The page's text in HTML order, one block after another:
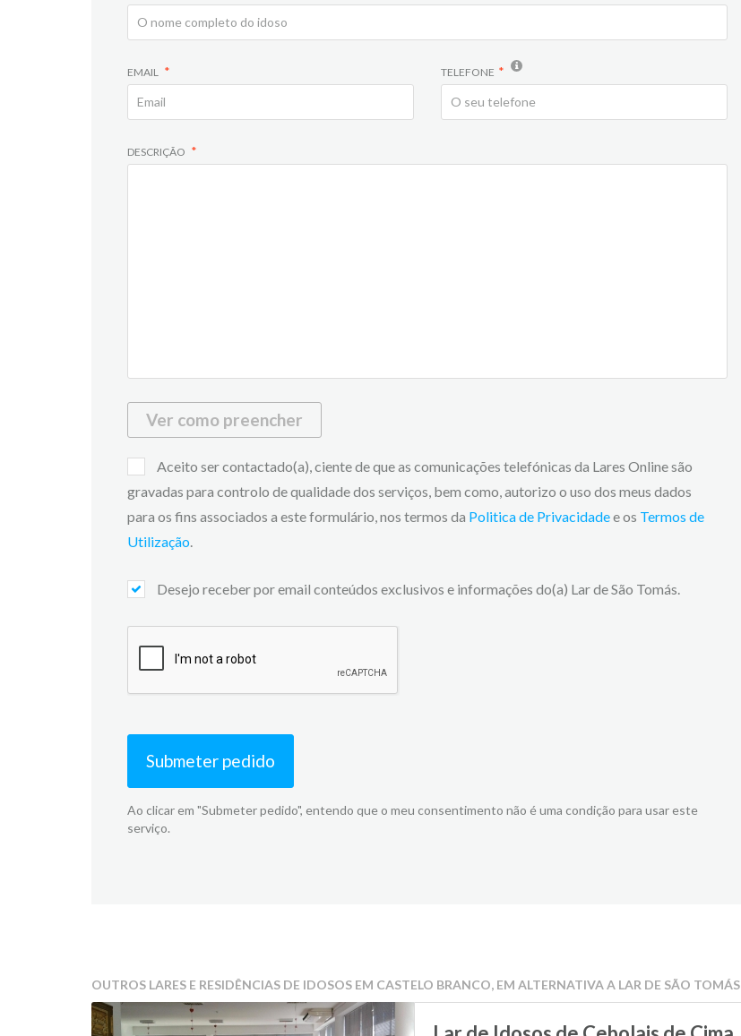
EMAIL TELEFONE
DESCRIÇÃO
Ver como preencher
Aceito ser contactado(a), ciente de que as comunicações telefónicas da Lares Online são
gravadas para controlo de qualidade dos serviços, bem como, autorizo o uso dos meus dados
para os fins associados a este formulário, nos termos da Politica de Privacidadee os Termos de
Utilização.
Desejo receber por email conteúdos exclusivos e informações do(a) Lar de São Tomás.
Submeter pedido
Ao clicar em "Submeter pedido", entendo que o meu consentimento não é uma condição para usar este
serviço.
OUTROS LARES E RESIDÊNCIAS DE IDOSOS EM CASTELO BRANCO, EM ALTERNATIVA A LAR DE SÃO TOMÁS